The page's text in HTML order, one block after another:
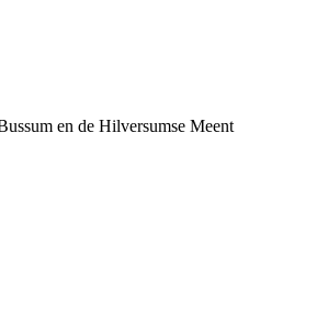
en de Hilversumse Meent